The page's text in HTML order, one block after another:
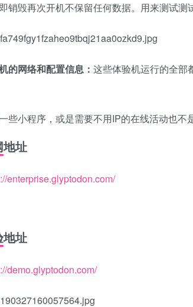
销毁再次开机不保留任何数据。用来测试测
的网络和配置信息： 这些体验机运行的全部
些小程序，或是需要不用IP的在线活动也
地址
enterprise.glyptodon.com/
地址
demo.glyptodon.com/